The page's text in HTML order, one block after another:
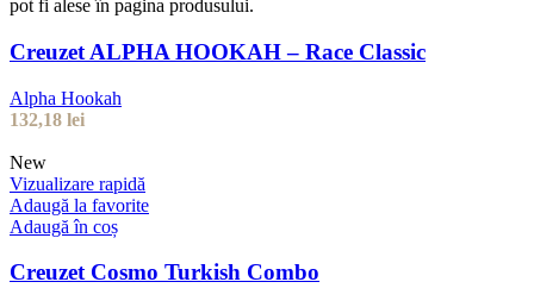
pot fi alese în pagina produsului.
Creuzet ALPHA HOOKAH – Race Classic
Alpha Hookah
132,18 lei
New
Vizualizare rapidă
Adaugă la favorite
Adaugă în coș
Creuzet Cosmo Turkish Combo